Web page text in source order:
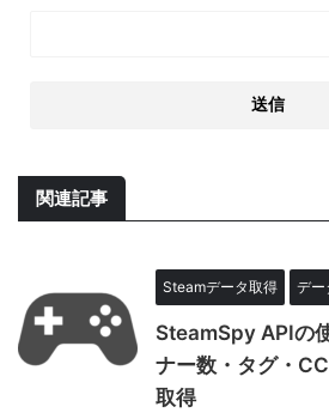
関連記事
Steamデータ取得 デー
SteamSpy APIの
ナー数・タグ・
取得